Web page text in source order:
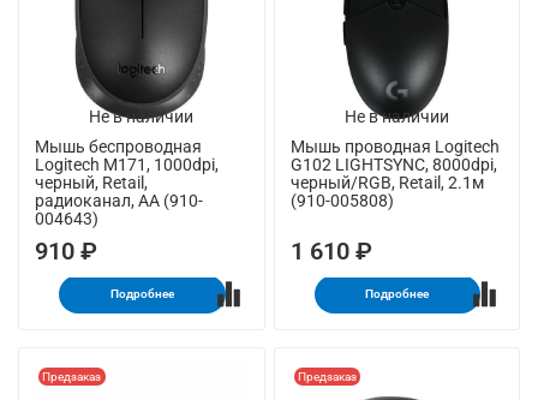
Не в наличии
Мышь беспроводная
Logitech M171, 1000dpi,
черный, Retail,
радиоканал, AA (910-
004643)
910 ₽
Подробнее
Не в наличии
Мышь проводная Logitech
G102 LIGHTSYNC, 8000dpi,
черный/RGB, Retail, 2.1м
(910-005808)
1 610 ₽
Подробнее
Предзаказ Предзаказ